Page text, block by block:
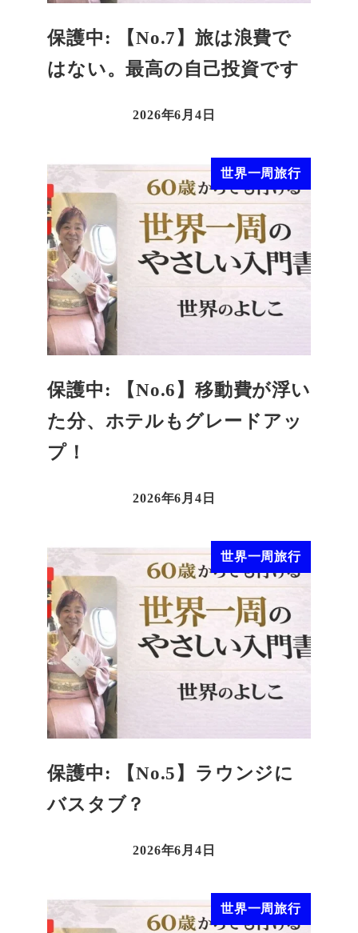
保護中: 【No.7】旅は浪費で
はない。最高の自己投資です
2026年6月4日
世界一周旅行
保護中: 【No.6】移動費が浮い
た分、ホテルもグレードアッ
プ！
2026年6月4日
世界一周旅行
保護中: 【No.5】ラウンジに
バスタブ？
2026年6月4日
世界一周旅行